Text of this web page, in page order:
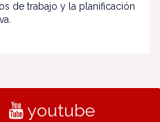
de trabajo y la planificación
youtube